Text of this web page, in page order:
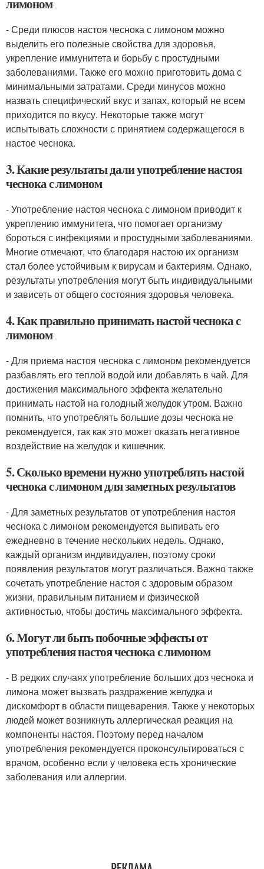
лимоном
- Среди плюсов настоя чеснока с лимоном можно
выделить его полезные свойства для здоровья,
укрепление иммунитета и борьбу с простудными
заболеваниями. Также его можно приготовить дома с
минимальными затратами. Среди минусов можно
назвать специфический вкус и запах, который не всем
приходится по вкусу. Некоторые также могут
испытывать сложности с принятием содержащегося в
настое чеснока.
3. Какие результаты дали употребление настоя
чеснока с лимоном
- Употребление настоя чеснока с лимоном приводит к
укреплению иммунитета, что помогает организму
бороться с инфекциями и простудными заболеваниями.
Многие отмечают, что благодаря настою их организм
стал более устойчивым к вирусам и бактериям. Однако,
результаты употребления могут быть индивидуальными
и зависеть от общего состояния здоровья человека.
4. Как правильно принимать настой чеснока с
лимоном
- Для приема настоя чеснока с лимоном рекомендуется
разбавлять его теплой водой или добавлять в чай. Для
достижения максимального эффекта желательно
принимать настой на голодный желудок утром. Важно
помнить, что употреблять большие дозы чеснока не
рекомендуется, так как это может оказать негативное
воздействие на желудок и кишечник.
5. Сколько времени нужно употреблять настой
чеснока с лимоном для заметных результатов
- Для заметных результатов от употребления настоя
чеснока с лимоном рекомендуется выпивать его
ежедневно в течение нескольких недель. Однако,
каждый организм индивидуален, поэтому сроки
появления результатов могут различаться. Важно также
сочетать употребление настоя с здоровым образом
жизни, правильным питанием и физической
активностью, чтобы достичь максимального эффекта.
6. Могут ли быть побочные эффекты от
употребления настоя чеснока с лимоном
- В редких случаях употребление больших доз чеснока и
лимона может вызвать раздражение желудка и
дискомфорт в области пищеварения. Также у некоторых
людей может возникнуть аллергическая реакция на
компоненты настоя. Поэтому перед началом
употребления рекомендуется проконсультироваться с
врачом, особенно если у человека есть хронические
заболевания или аллергии.